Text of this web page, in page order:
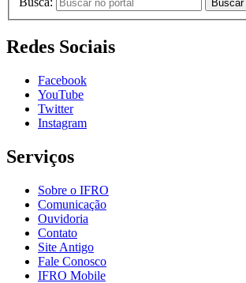
Buscar
Redes Sociais
Facebook
YouTube
Twitter
Instagram
Serviços
Sobre o IFRO
Comunicação
Ouvidoria
Contato
Site Antigo
Fale Conosco
IFRO Mobile